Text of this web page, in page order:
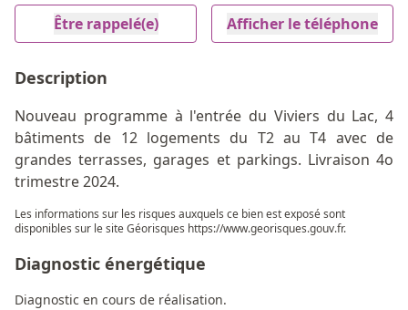
Être rappelé(e) Afficher le téléphone
Description
Nouveau programme à l'entrée du Viviers du Lac, 4
bâtiments de 12 logements du T2 au T4 avec de
grandes terrasses, garages et parkings. Livraison 4o
trimestre 2024.
Les informations sur les risques auxquels ce bien est exposé sont
disponibles sur le site Géorisques https://www.georisques.gouv.fr.
Diagnostic énergétique
Diagnostic en cours de réalisation.